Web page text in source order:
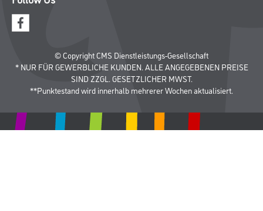
© Copyright CMS Dienstleistungs-Gesellschaft
* NUR FÜR GEWERBLICHE KUNDEN. ALLE ANGEGEBENEN PREISE
SIND ZZGL. GESETZLICHER MWST.
**Punktestand wird innerhalb mehrerer Wochen aktualisiert.